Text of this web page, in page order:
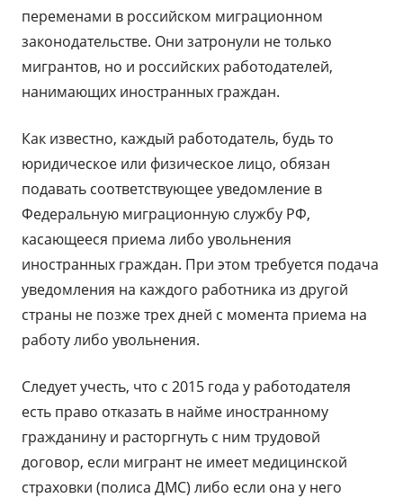
переменами в российском миграционном
законодательстве. Они затронули не только
мигрантов, но и российских работодателей,
нанимающих иностранных граждан.
Как известно, каждый работодатель, будь то
юридическое или физическое лицо, обязан
подавать соответствующее уведомление в
Федеральную миграционную службу РФ,
касающееся приема либо увольнения
иностранных граждан. При этом требуется подача
уведомления на каждого работника из другой
страны не позже трех дней с момента приема на
работу либо увольнения.
Следует учесть, что с 2015 года у работодателя
есть право отказать в найме иностранному
гражданину и расторгнуть с ним трудовой
договор, если мигрант не имеет медицинской
страховки (полиса ДМС) либо если она у него